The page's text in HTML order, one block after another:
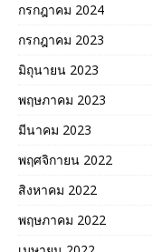
กรกฎาคม 2024
กรกฎาคม 2023
มิถุนายน 2023
พฤษภาคม 2023
มีนาคม 2023
พฤศจิกายน 2022
สิงหาคม 2022
พฤษภาคม 2022